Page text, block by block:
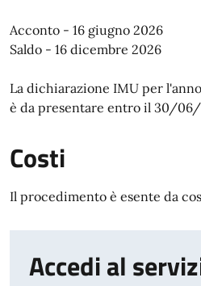
Acconto - 16 giugno 2026
Saldo - 16 dicembre 2026
La dichiarazione IMU per
è da presentare entro il 30/
Costi
Il procedimento è esente da
Accedi al